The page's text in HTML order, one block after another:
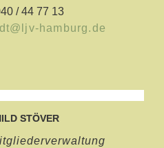
/ 44 77 13
hamburg.de
STÖVER